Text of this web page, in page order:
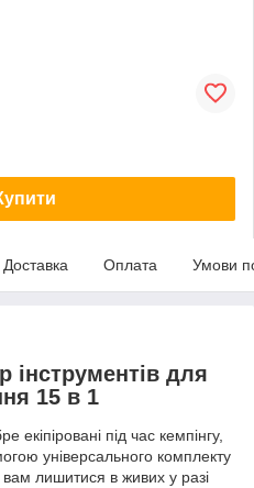
Доставка Оплата Умови
інструментів для
15 в 1
екіпіровані під час кемпінгу,
універсального комплекту
лишитися в живих у разі